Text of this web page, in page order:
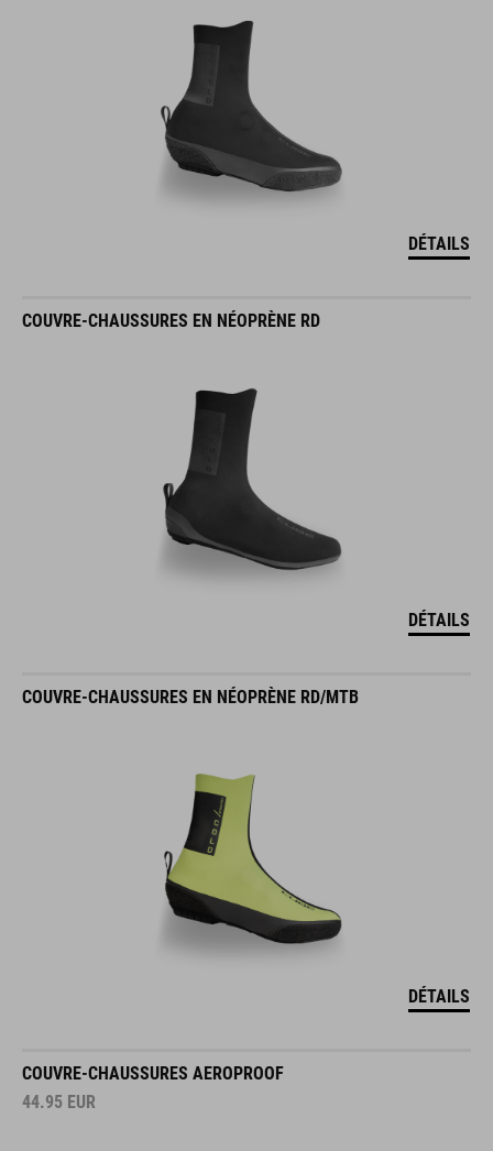
DÉTAILS
COUVRE-CHAUSSURES EN NÉOPRÈNE RD
DÉTAILS
COUVRE-CHAUSSURES EN NÉOPRÈNE RD/MTB
DÉTAILS
COUVRE-CHAUSSURES AEROPROOF
44.95 EUR